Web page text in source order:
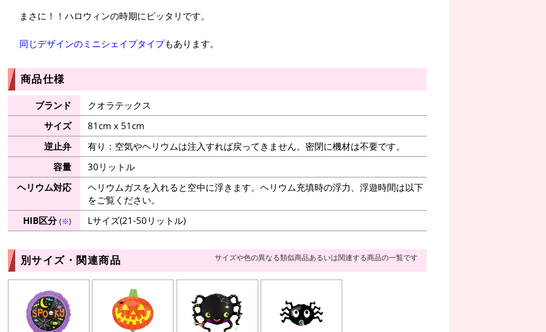
まさに！！ハロウィンの時期にピッタリです。
同じデザインのミニシェイプタイプもあります。
商品仕様
ブランド
クオラテックス
サイズ
81cm x 51cm
逆止弁
有り：空気やヘリウムは注入すれば戻ってきません。密閉に機材は不要です。
容量
30リットル
ヘリウム対応
ヘリウムガスを入れると空中に浮きます。ヘリウム充填時の浮力、浮遊時間は以下
をご覧ください。
HIB区分(※) Lサイズ(21-50リットル)
別サイズ・関連商品 サイズや色の異なる類似商品あるいは関連する商品の一覧です